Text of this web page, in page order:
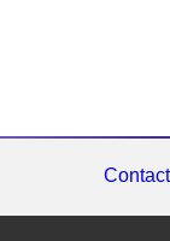
Contact